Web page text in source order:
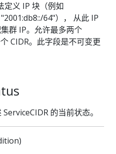
定义 IP 块（例如
64"）， 从此 IP
群 IP。允许最多两个
CIDR。此字段是不可变更
的当前状态。